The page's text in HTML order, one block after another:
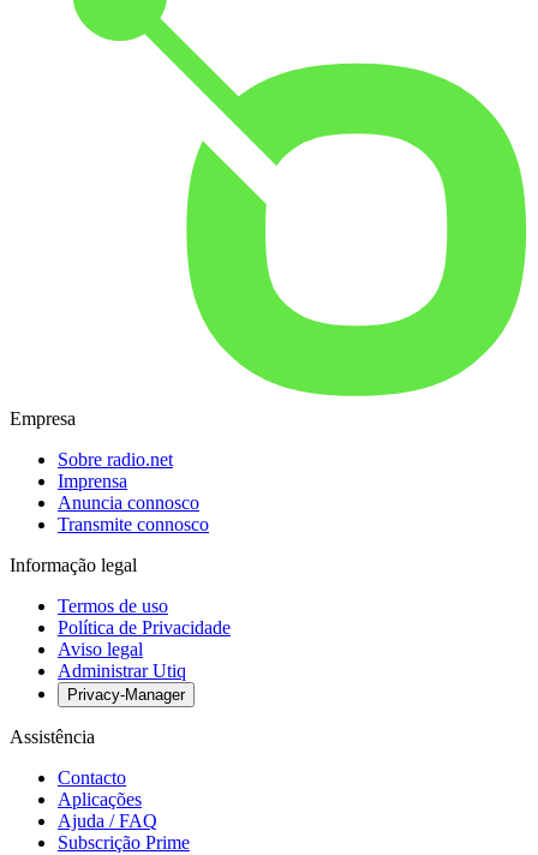
Empresa
Sobre radio.net
Imprensa
Anuncia connosco
Transmite connosco
Informação legal
Termos de uso
Política de Privacidade
Aviso legal
Administrar Utiq
Privacy-Manager
Assistência
Contacto
Aplicações
Ajuda / FAQ
Subscrição Prime